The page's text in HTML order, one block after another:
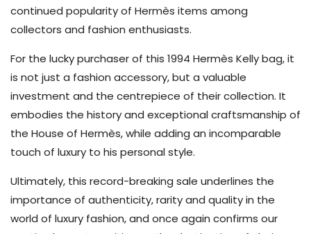
continued popularity of Hermès items among
collectors and fashion enthusiasts.
For the lucky purchaser of this 1994 Hermès Kelly bag, it
is not just a fashion accessory, but a valuable
investment and the centrepiece of their collection. It
embodies the history and exceptional craftsmanship of
the House of Hermès, while adding an incomparable
touch of luxury to his personal style.
Ultimately, this record-breaking sale underlines the
importance of authenticity, rarity and quality in the
world of luxury fashion, and once again confirms our